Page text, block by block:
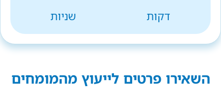
דקות
שניות
השאירו פרטים לייעוץ מהמומחים